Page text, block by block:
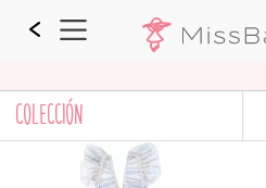
COLECCIÓN